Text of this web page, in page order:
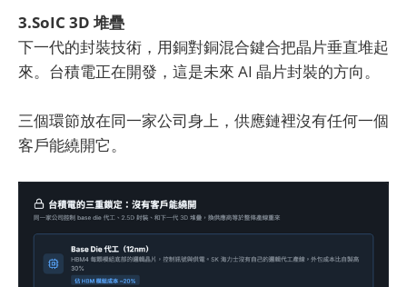
3.SoIC 3D 堆疊
下一代的封裝技術，用銅對銅混合鍵合把晶片垂直堆起
來。台積電正在開發，這是未來 AI 晶片封裝的方向。
三個環節放在同一家公司身上，供應鏈裡沒有任何一個
客戶能繞開它。